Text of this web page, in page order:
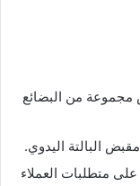
مجموعة من البضائع
البالتة اليدوي.
متطلبات العملاء